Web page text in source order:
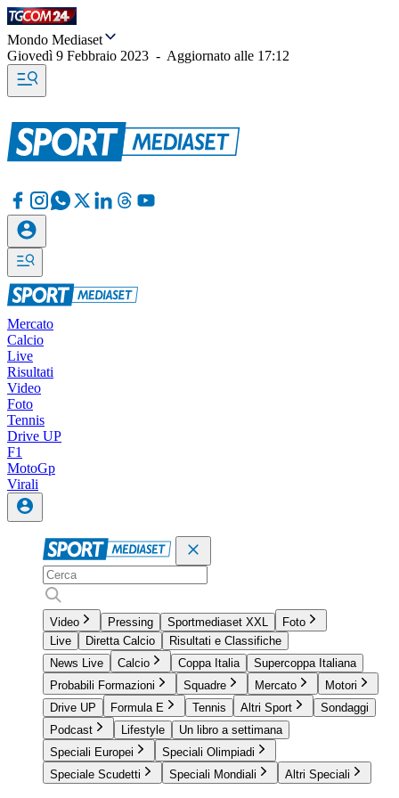
Mondo Mediaset
Giovedì 9 Febbraio 2023 - Aggiornato alle 17:12
Mercato
Calcio
Live
Risultati
Video
Foto
Tennis
Drive UP
F1
MotoGp
Virali
Video Pressing Sportmediaset XXL
Foto
Live
Diretta Calcio
Risultati e Classifiche
News Live
Calcio Coppa Italia
Supercoppa Italiana
Probabili Formazioni
Squadre Mercato
Motori
Drive UP
Formula E Tennis Altri Sport
Sondaggi
Podcast
Lifestyle
Un libro a settimana
Speciali Europei
Speciali Olimpiadi
Speciale Scudetti
Speciali Mondiali Altri Speciali